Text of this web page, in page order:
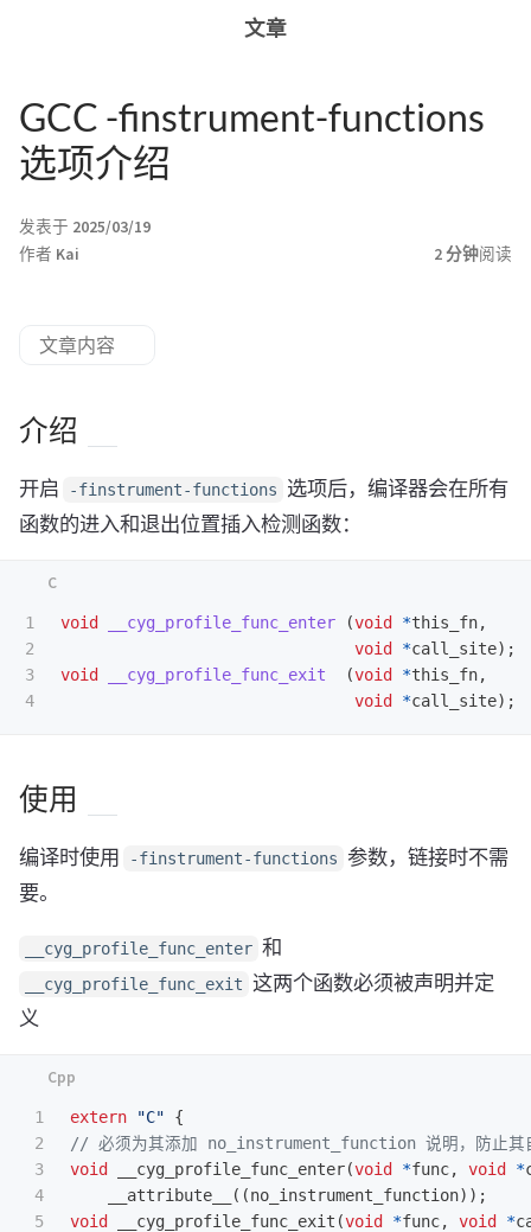
文章
GCC -finstrument-functions
选项介绍
发表于 2025/03/19
作者 Kai 2 分钟阅读
文章内容
介绍
开启 -finstrument-functions
选项后，编译器会在所有
函数的进入和退出位置插入检测函数：
1
2
3
void __cyg_profile_func_enter (void *this_fn,
void
*call_site);
void
__cyg_profile_func_exit (void *this_fn,
void
*call_site);
使用
编译时使用 -finstrument-functions
参数，链接时不需
要。
__cyg_profile_func_enter 和
__cyg_profile_func_exit 这两个函数必须被声明并定
义
1
2
3
4
5
extern "C"
{
// 必须为其添加 no_instrument_function 说明，防止其
void
__cyg_profile_func_enter(void *func, void *
__attribute__
((no_instrument_function));
void
__cyg_profile_func_exit (void *func, void *